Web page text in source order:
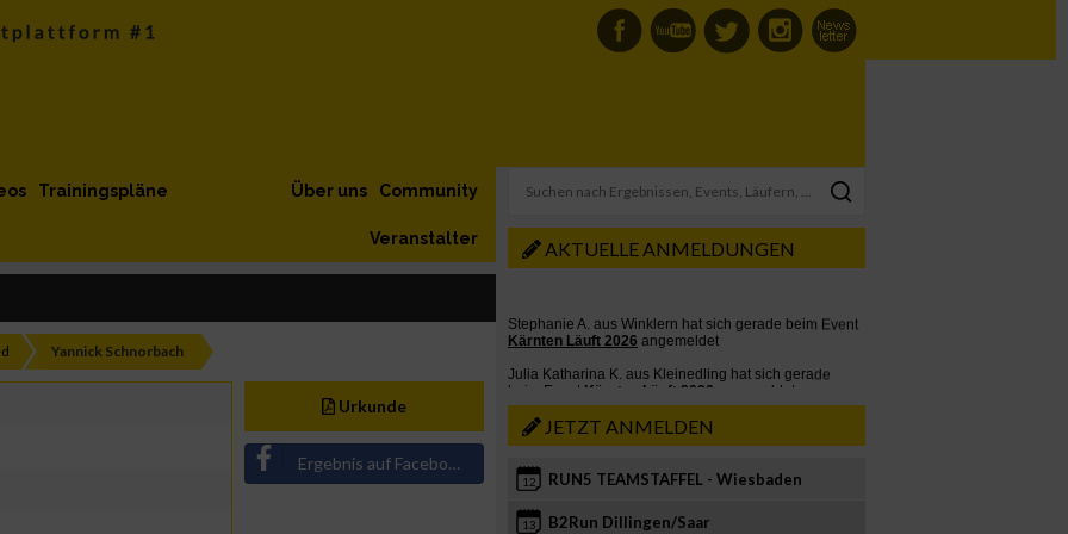
Trainingspläne Community
Über uns
Veranstalter
Yannick Schnorbach
Urkunde
Ergebnis auf Facebook teilen
AKTUELLE ANMELDUNGEN
JETZT ANMELDEN
12 RUN5 TEAMSTAFFEL - Wiesbaden
13 B2Run Dillingen/Saar